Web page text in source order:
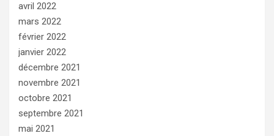
avril 2022
mars 2022
février 2022
janvier 2022
décembre 2021
novembre 2021
octobre 2021
septembre 2021
mai 2021